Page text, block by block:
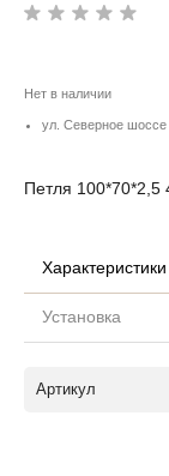
Нет в наличии
ул. Северное шоссе
Петля 100*70*2,5
Характеристики
Установка
Артикул